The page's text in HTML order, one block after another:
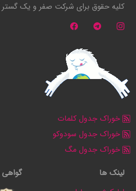
کلیه حقوق برای شرکت صفر و یک
خوراک جدول کلمات
خوراک جدول سودوکو
خوراک جدول مگ
لینک ها
گواهی